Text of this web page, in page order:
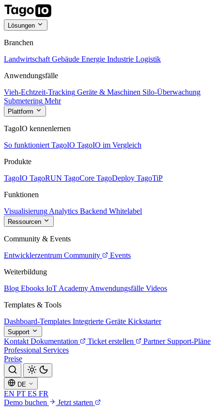
Lösungen
Branchen
Landwirtschaft Gebäude Energie Industrie Logistik
Anwendungsfälle
Vieh-Echtzeit-Tracking Geräte & Maschinen Silo-Überwachung
Submetering Mehr
Plattform
TagoIO kennenlernen
So funktioniert TagoIO TagoIO im Vergleich
Produkte
TagoIO TagoRUN TagoCore TagoDeploy TagoTiP
Funktionen
Visualisierung Analytics Backend Whitelabel
Ressourcen
Community & Events
Entwicklerzentrum Community
Events
Weiterbildung
Blog Ebooks IoT Academy Anwendungsfälle Videos
Templates & Tools
Dashboard-Templates Integrierte Geräte Kickstarter
Support
Kontakt Dokumentation Ticket erstellen Partner Support-Pläne
Professional Services
Preise
DE
EN PT ES FR
Demo buchen
Jetzt starten